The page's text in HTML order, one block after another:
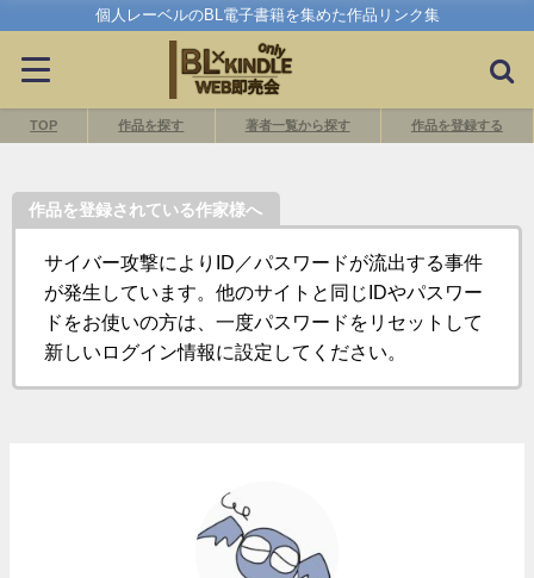
個人レーベルのBL電子書籍を集めた作品リンク集
TOP 作品を探す 著者一覧から探す 作品を登録する
作品を登録されている作家様へ
サイバー攻撃によりID／パスワードが流出する事件
が発生しています。他のサイトと同じIDやパスワー
ドをお使いの方は、一度パスワードをリセットして
新しいログイン情報に設定してください。